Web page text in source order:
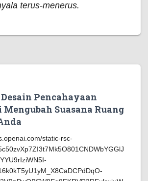
terus-menerus.
Pencahayaan
Mengubah Suasana Ruang